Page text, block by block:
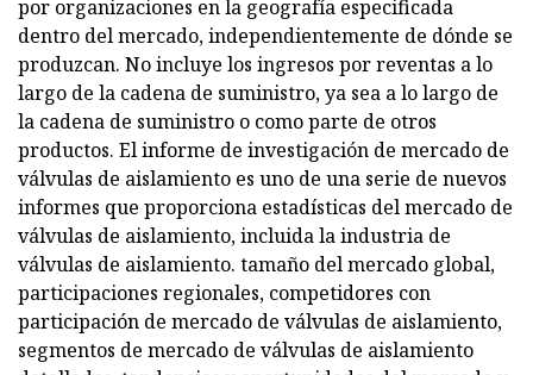
por organizaciones en la geografía especificada
dentro del mercado, independientemente de dónde se
produzcan. No incluye los ingresos por reventas a lo
largo de la cadena de suministro, ya sea a lo largo de
la cadena de suministro o como parte de otros
productos. El informe de investigación de mercado de
válvulas de aislamiento es uno de una serie de nuevos
informes que proporciona estadísticas del mercado de
válvulas de aislamiento, incluida la industria de
válvulas de aislamiento. tamaño del mercado global,
participaciones regionales, competidores con
participación de mercado de válvulas de aislamiento,
segmentos de mercado de válvulas de aislamiento